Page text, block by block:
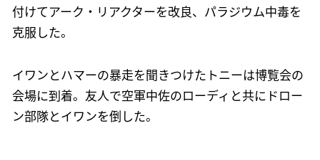
付けてアーク・リアクターを改良、パラジウム中毒を
克服した。
イワンとハマーの暴走を聞きつけたトニーは博覧会の
会場に到着。友人で空軍中佐のローディと共にドロー
ン部隊とイワンを倒した。